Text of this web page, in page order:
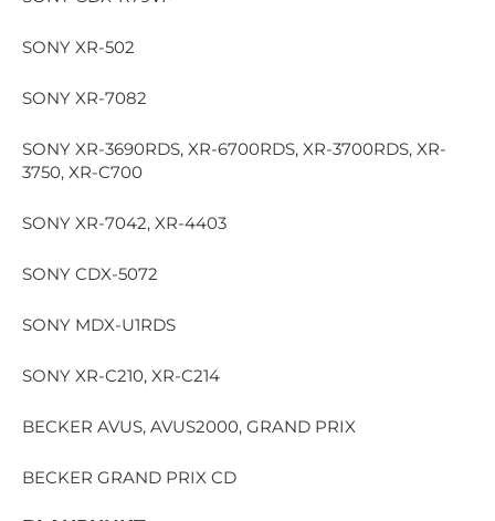
SONY XR-502
SONY XR-7082
SONY XR-3690RDS, XR-6700RDS, XR-3700RDS, XR-
3750, XR-C700
SONY XR-7042, XR-4403
SONY CDX-5072
SONY MDX-U1RDS
SONY XR-C210, XR-C214
BECKER AVUS, AVUS2000, GRAND PRIX
BECKER GRAND PRIX CD